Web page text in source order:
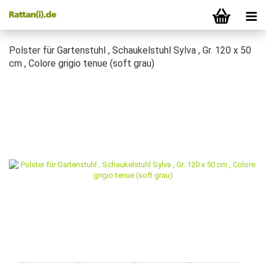
Polster für Gartenstuhl , Schaukelstuhl Sylva , Gr. 120 x 50
cm , Colore grigio tenue (soft grau)